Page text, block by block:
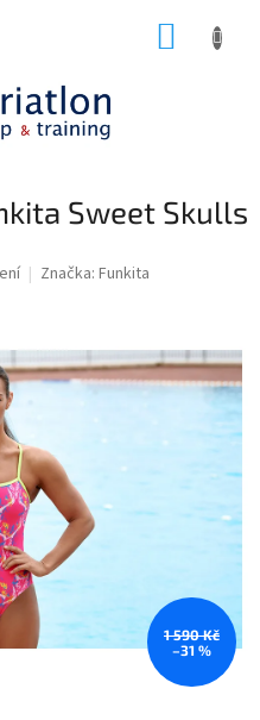
Sweet Skulls
Značka: Funkita
1 590 Kč
–31 %